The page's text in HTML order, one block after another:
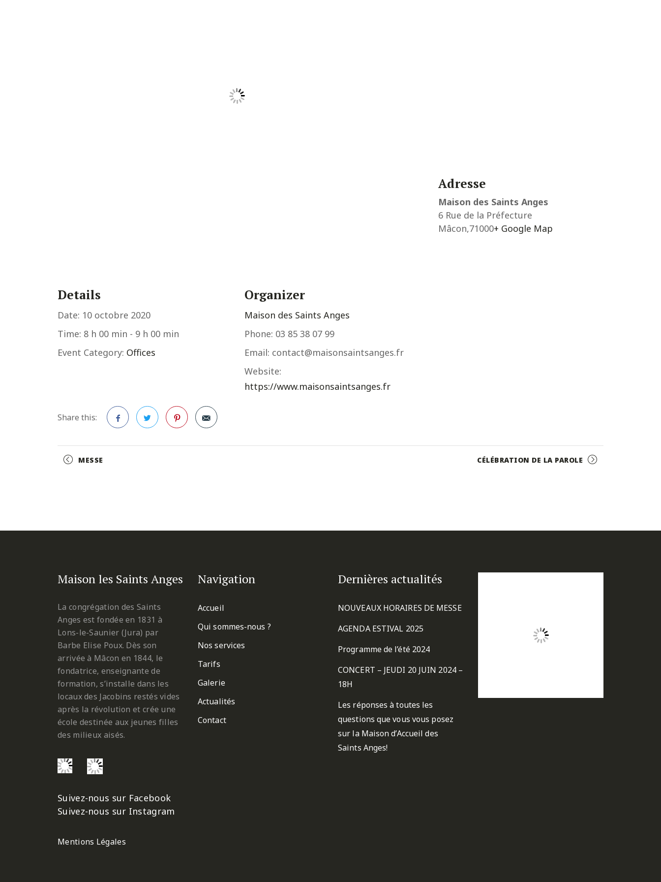
Details
Date: 10 octobre 2020
Time: 8 h 00 min - 9 h 00 min
Event Category: Offices
Organizer
Maison des Saints Anges
Phone: 03 85 38 07 99
Email: contact@maisonsaintsanges.fr
Website:
https://www.maisonsaintsanges.fr
Share this:
Adresse
Maison des Saints Anges
6 Rue de la Préfecture
Mâcon,71000+ Google Map
Event
MESSE CÉLÉBRATION DE LA PAROLE
Maison les Saints Anges
La congrégation des Saints
Anges est fondée en 1831 à
Lons-le-Saunier (Jura) par
Barbe Elise Poux. Dès son
arrivée à Mâcon en 1844, le
fondatrice, enseignante de
formation, s’installe dans les
locaux des Jacobins restés vides
après la révolution et crée une
école destinée aux jeunes filles
des milieux aisés.
Suivez-nous sur Facebook
Suivez-nous sur Instagram
Mentions Légales
Navigation
Accueil
Qui sommes-nous ?
Nos services
Tarifs
Galerie
Actualités
Contact
Dernières actualités
NOUVEAUX HORAIRES DE MESSE
AGENDA ESTIVAL 2025
Programme de l’été 2024
CONCERT – JEUDI 20 JUIN 2024 –
18H
Les réponses à toutes les
questions que vous vous posez
sur la Maison d’Accueil des
Saints Anges!